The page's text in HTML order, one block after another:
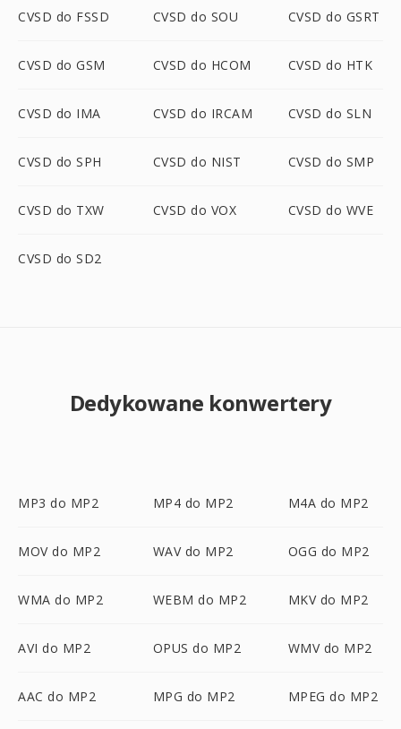
CVSD do FSSD CVSD do SOU CVSD do GSRT
CVSD do GSM CVSD do HCOM CVSD do HTK
CVSD do IMA CVSD do IRCAM CVSD do SLN
CVSD do SPH CVSD do NIST CVSD do SMP
CVSD do TXW CVSD do VOX CVSD do WVE
CVSD do SD2
Dedykowane konwertery
MP3 do MP2 MP4 do MP2 M4A do MP2
MOV do MP2 WAV do MP2 OGG do MP2
WMA do MP2 WEBM do MP2 MKV do MP2
AVI do MP2 OPUS do MP2 WMV do MP2
AAC do MP2 MPG do MP2 MPEG do MP2